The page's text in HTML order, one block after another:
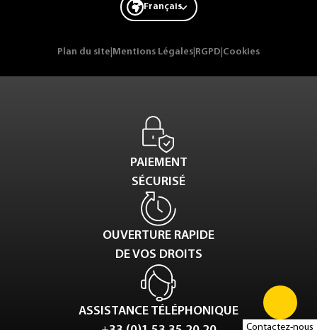
Contactez-nous
Français
Plan du site Mentions Légales RGPD Cookies
PAIEMENT
SÉCURISÉ
OUVERTURE RAPIDE
DE VOS DROITS
ASSISTANCE TÉLÉPHONIQUE